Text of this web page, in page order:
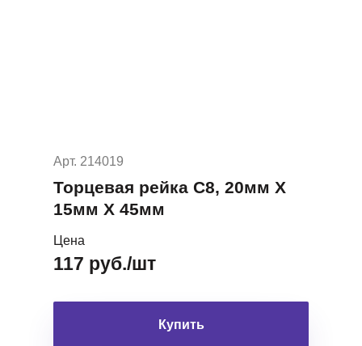
Арт. 214019
Торцевая рейка С8, 20мм Х
15мм Х 45мм
Цена
117 руб./шт
Купить